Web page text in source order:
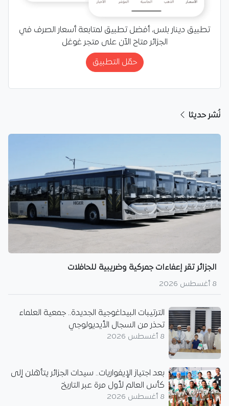
تطبيق دينار بلس، أفضل تطبيق لمتابعة أسعار الصرف في
الجزائر متاح الآن على متجر غوغل
حمّل التطبيق
نُشر حديثا
الجزائر تقر إعفاءات جمركية وضريبية للحافلات
8 أغسطس 2026
الترتيبات البيداغوجية الجديدة.. جمعية العلماء
تحذر من السجال الأيديولوجي
8 أغسطس 2026
بعد اجتياز الإيفواريات.. سيدات الجزائر يتأهلن إلى
كأس العالم لأول مرة عبر التاريخ
8 أغسطس 2026